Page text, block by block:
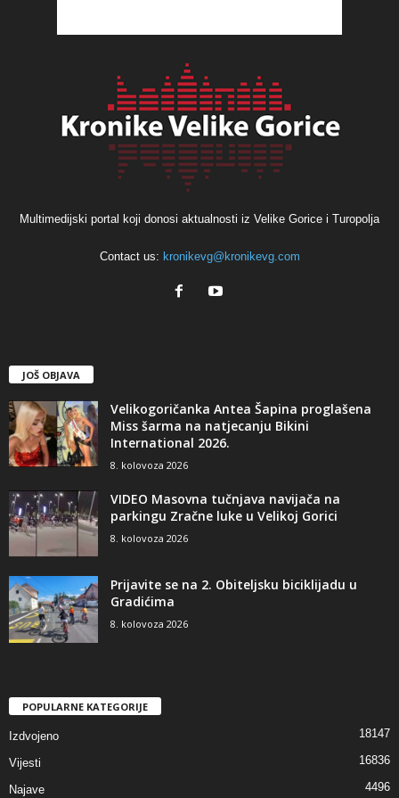
Multimedijski portal koji donosi aktualnosti iz Velike Gorice i Turopolja
Contact us: kronikevg@kronikevg.com
JOŠ OBJAVA
Velikogoričanka Antea Šapina proglašena
Miss šarma na natjecanju Bikini
International 2026.
8. kolovoza 2026
VIDEO Masovna tučnjava navijača na
parkingu Zračne luke u Velikoj Gorici
8. kolovoza 2026
Prijavite se na 2. Obiteljsku biciklijadu u
Gradićima
8. kolovoza 2026
POPULARNE KATEGORIJE
Izdvojeno 18147
Vijesti 16836
Najave 4496